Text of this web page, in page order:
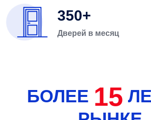
350
Дверей в месяц
БОЛЕЕ 15